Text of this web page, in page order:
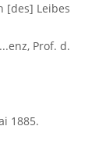
[des] Leibes
Prof. d.
1885.